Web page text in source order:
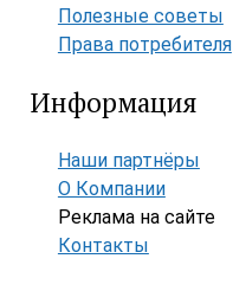
Полезные советы
Права потребителя
Информация
Наши партнёры
О Компании
Реклама на сайте
Контакты